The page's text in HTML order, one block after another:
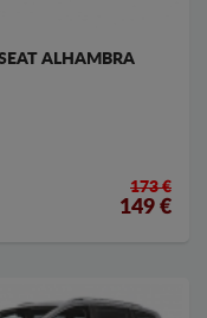
ALHAMBRA
173 €
149 €